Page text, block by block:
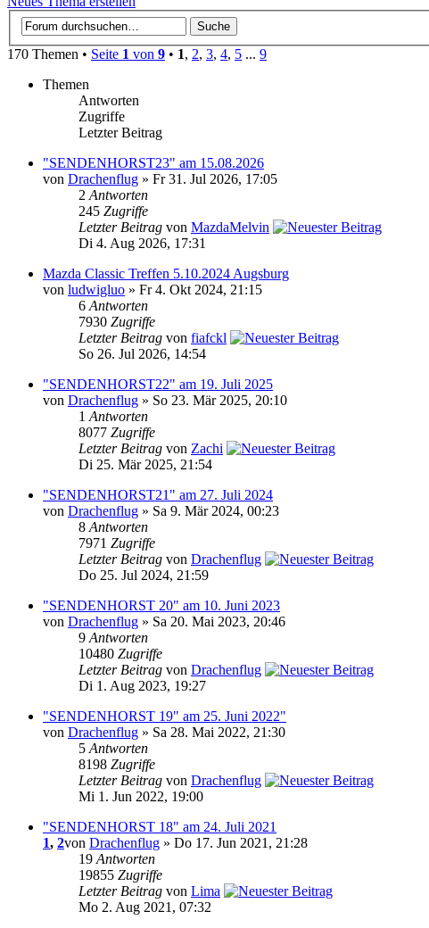
170 Themen • Seite 1 von 9 • 1, 2, 3, 4, 5 ... 9
Themen
Antworten
Zugriffe
Letzter Beitrag
"SENDENHORST23" am 15.08.2026
von Drachenflug » Fr 31. Jul 2026, 17:05
2 Antworten
245 Zugriffe
Letzter Beitrag von MazdaMelvin
Di 4. Aug 2026, 17:31
Mazda Classic Treffen 5.10.2024 Augsburg
von ludwigluo » Fr 4. Okt 2024, 21:15
6 Antworten
7930 Zugriffe
Letzter Beitrag von fiafckl
So 26. Jul 2026, 14:54
"SENDENHORST22" am 19. Juli 2025
von Drachenflug » So 23. Mär 2025, 20:10
1 Antworten
8077 Zugriffe
Letzter Beitrag von Zachi
Di 25. Mär 2025, 21:54
"SENDENHORST21" am 27. Juli 2024
von Drachenflug » Sa 9. Mär 2024, 00:23
8 Antworten
7971 Zugriffe
Letzter Beitrag von Drachenflug
Do 25. Jul 2024, 21:59
"SENDENHORST 20" am 10. Juni 2023
von Drachenflug » Sa 20. Mai 2023, 20:46
9 Antworten
10480 Zugriffe
Letzter Beitrag von Drachenflug
Di 1. Aug 2023, 19:27
"SENDENHORST 19" am 25. Juni 2022"
von Drachenflug » Sa 28. Mai 2022, 21:30
5 Antworten
8198 Zugriffe
Letzter Beitrag von Drachenflug
Mi 1. Jun 2022, 19:00
"SENDENHORST 18" am 24. Juli 2021
1, 2von Drachenflug » Do 17. Jun 2021, 21:28
19 Antworten
19855 Zugriffe
Letzter Beitrag von Lima
Mo 2. Aug 2021, 07:32